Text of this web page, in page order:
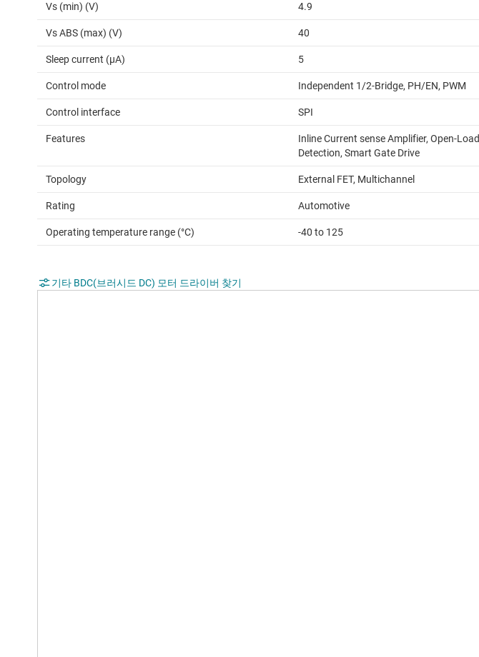
Vs (min) (V) 4.9
Vs ABS (max) (V) 40
Sleep current (µA) 5
Control mode Independent 1/2-Bridge, PH/EN, PWM
Control interface SPI
Features
Inline Current sense Amplifier, Open-Load
Detection, Smart Gate Drive
Topology External FET, Multichannel
Rating Automotive
Operating temperature range (°C) -40 to 125
기타 BDC(브러시드 DC) 모터 드라이버 찾기